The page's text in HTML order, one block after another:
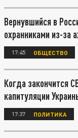
Вернувшийся в
охранниками из-за
17:45 ОБЩЕСТВО
Когда закончится
капитуляции
17:37 ПОЛИТИКА